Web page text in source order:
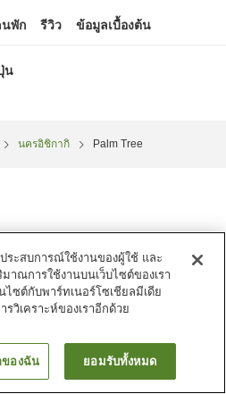
นพัก รีวิว ข้อมูลเบื้องต้น
น
นครอิชิกากิ Palm Tree
าห้องพัก
ระสบการณ์ใช้งานของผู้ใช้ และ
าณการใช้งานบนเว็บไซต์ของเรา
ไซต์กับพาร์ทเนอร์โซเชียลมีเดีย
วิเคราะห์ของเราอีกด้วย
องฉัน ยอมรับทั้งหมด